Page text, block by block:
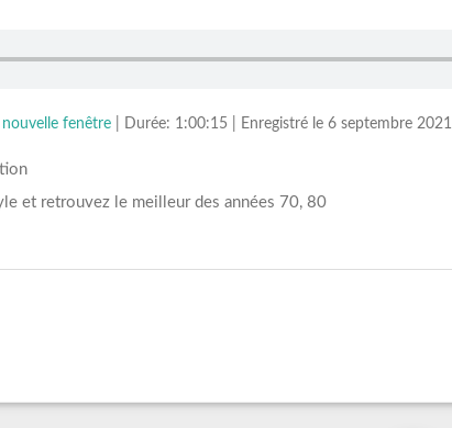
fenêtre| Durée: 1:00:15 Enregistré le 6 septembre 2021
et retrouvez le meilleur des années 70, 80